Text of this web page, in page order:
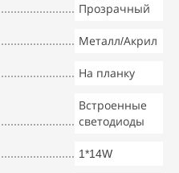
Прозрачный
Металл/Акрил
На планку
Встроенные
светодиоды
1*14W